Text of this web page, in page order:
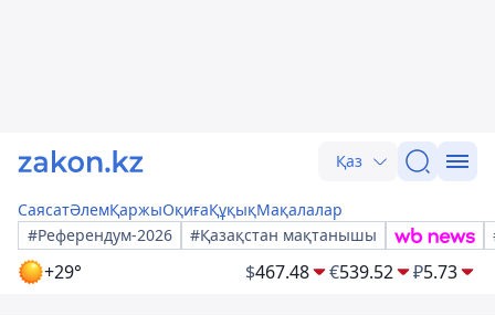
Қаз
СаясатӘлемҚаржыОқиғаҚұқықМақалалар
#Референдум-2026
#Қазақстан мақтанышы
+29° $467.48 €539.52 ₽5.73